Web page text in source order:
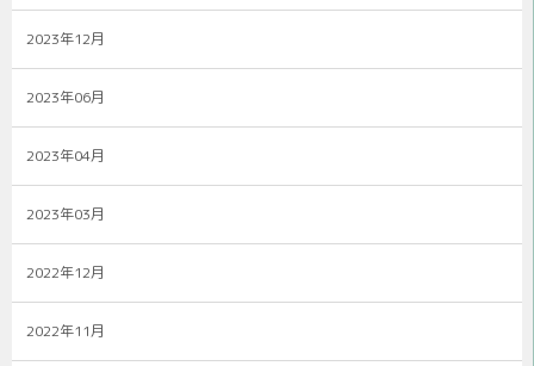
2023年12月
2023年06月
2023年04月
2023年03月
2022年12月
2022年11月